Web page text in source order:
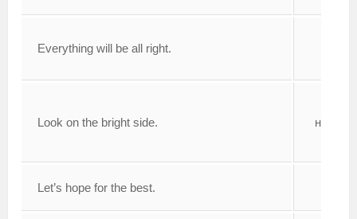
Everything will be all right.
Look on the bright side.
Let’s hope for the best.